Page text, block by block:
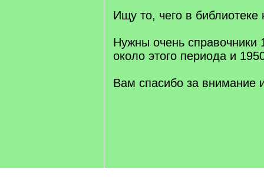
Ищу то, чего в библиотеке
Нужны очень справочники
около этого периода и
Вам спасибо за внимание